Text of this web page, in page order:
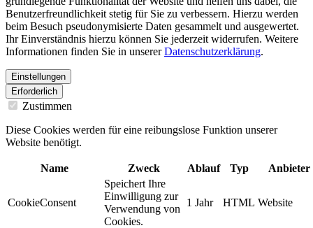
Benutzerfreundlichkeit stetig für Sie zu verbessern. Hierzu werden
beim Besuch pseudonymisierte Daten gesammelt und ausgewertet.
Ihr Einverständnis hierzu können Sie jederzeit widerrufen. Weitere
Informationen finden Sie in unsererDatenschutzerklärung.
Einstellungen
Erforderlich
Zustimmen
Diese Cookies werden für eine reibungslose Funktion unserer
Website benötigt.
Name Zweck Ablauf Typ Anbieter
CookieConsent
Speichert Ihre
Einwilligung zur
Verwendung von
Cookies.
1 Jahr HTML Website